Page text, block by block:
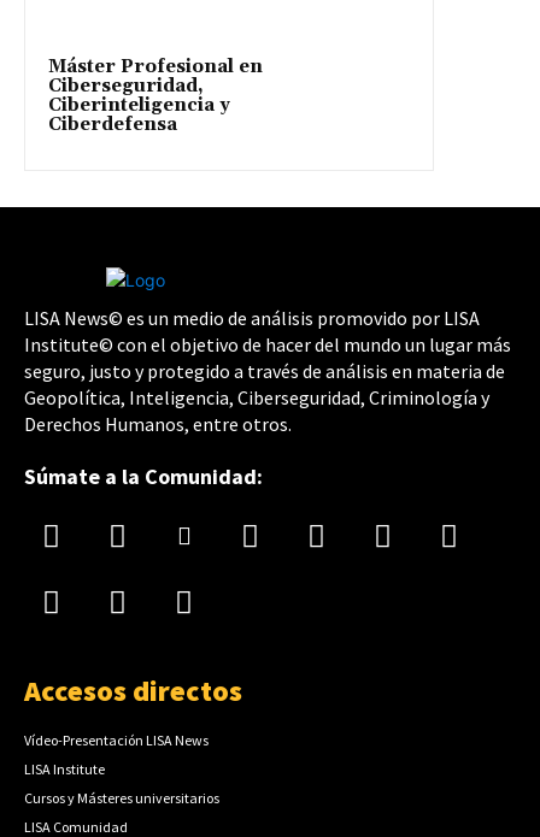
Máster Profesional en
Ciberseguridad,
Ciberinteligencia y
Ciberdefensa
LISA News© es un medio de análisis promovido por LISA
Institute© con el objetivo de hacer del mundo un lugar más
seguro, justo y protegido a través de análisis en materia de
Geopolítica, Inteligencia, Ciberseguridad, Criminología y
Derechos Humanos, entre otros.
Súmate a la Comunidad:
Accesos directos
Vídeo-Presentación LISA News
LISA Institute
Cursos y Másteres universitarios
LISA Comunidad